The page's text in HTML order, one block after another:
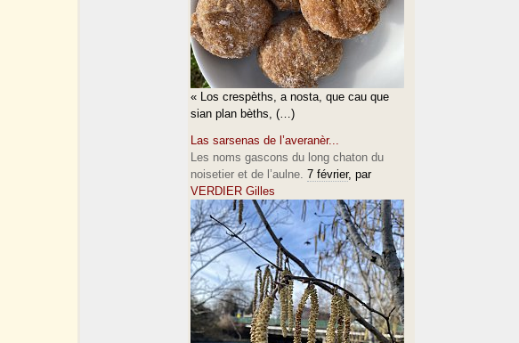
« Los crespèths, a nosta, que cau que
sian plan bèths, (…)
Las sarsenas de l’averanèr...
Les noms gascons du long chaton du
noisetier et de l’aulne. 7 février, par
VERDIER Gilles